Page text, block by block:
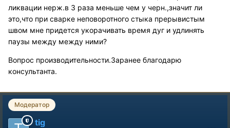
ликвации нерж.в 3 раза меньше чем у черн.,значит ли
это,что при сварке неповоротного стыка прерывистым
швом мне придется укорачивать время дуг и удлинять
паузы между между ними?
Вопрос производительности.Заранее благодарю
консультанта.
Модератор
tig